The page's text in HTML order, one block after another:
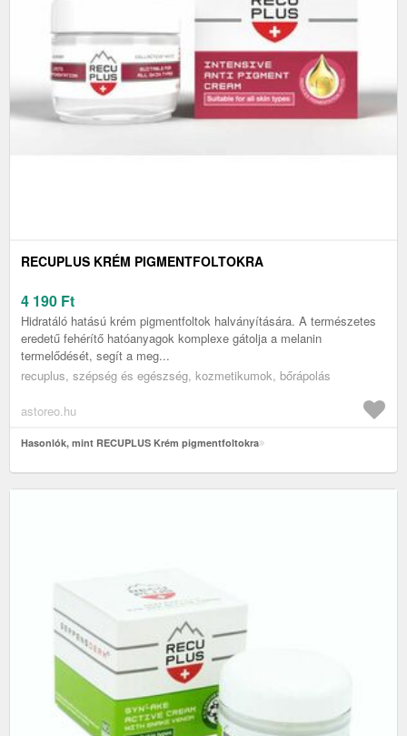
RECUPLUS KRÉM PIGMENTFOLTOKRA
4 190 Ft
Hidratáló hatású krém pigmentfoltok halványítására. A természetes
eredetű fehérítő hatóanyagok komplexe gátolja a melanin
termelődését, segít a meg...
recuplus, szépség és egészség, kozmetikumok, bőrápolás
astoreo.hu
Hasonlók, mint RECUPLUS Krém pigmentfoltokra